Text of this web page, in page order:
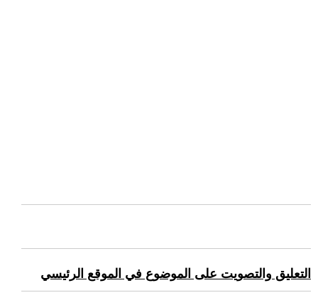
التعليق والتصويت على الموضوع في الموقع الرئيسي